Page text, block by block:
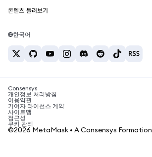
웹3 서비스
고객 지원
채용
테더 가격
USDT를 INR로 환전
BTC를 INR로 환전
ETH를 USDT로 환전
ETH 매수
USDT 매수
SHIB 매수
BNB 매수
콘텐츠 둘러보기
솔라나 지갑
암호화폐 세금 뉴스
암호화폐 매수 방법
비트코인 매도 방법
한국어
Consensys
개인정보 처리방침
이용약관
기여자 라이선스 계약
사이트맵
접근성
쿠키 관리
©2026 MetaMask • A Consensys Formation